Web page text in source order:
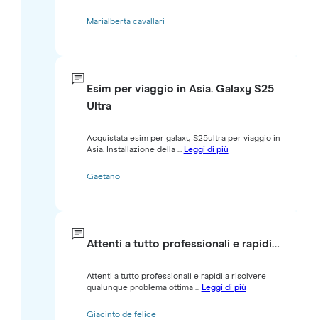
Marialberta cavallari
Esim per viaggio in Asia. Galaxy S25
Ultra
Acquistata esim per galaxy S25ultra per viaggio in
Asia. Installazione della ... Leggi di più
Gaetano
Attenti a tutto professionali e rapidi…
Attenti a tutto professionali e rapidi a risolvere
qualunque problema ottima ... Leggi di più
Giacinto de felice